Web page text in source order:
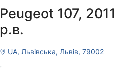
Peugeot 107, 2011
р.в.
UA, Львівська, Львів, 79002